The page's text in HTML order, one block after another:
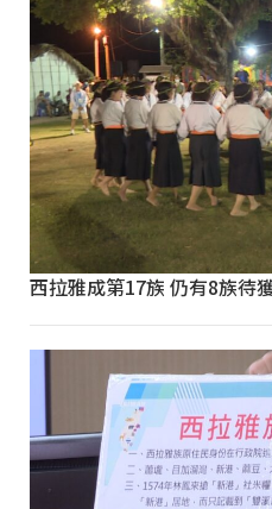
西拉雅成第17族 仍有8族待